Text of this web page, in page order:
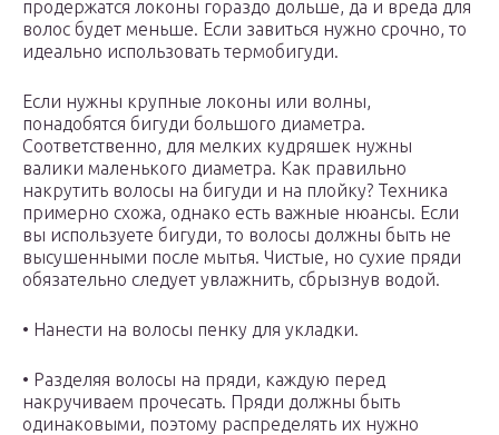
продержатся локоны гораздо дольше, да и вреда для
волос будет меньше. Если завиться нужно срочно, то
идеально использовать термобигуди.
Если нужны крупные локоны или волны,
понадобятся бигуди большого диаметра.
Соответственно, для мелких кудряшек нужны
валики маленького диаметра. Как правильно
накрутить волосы на бигуди и на плойку? Техника
примерно схожа, однако есть важные нюансы. Если
вы используете бигуди, то волосы должны быть не
высушенными после мытья. Чистые, но сухие пряди
обязательно следует увлажнить, сбрызнув водой.
• Нанести на волосы пенку для укладки.
• Разделяя волосы на пряди, каждую перед
накручиваем прочесать. Пряди должны быть
одинаковыми, поэтому распределять их нужно